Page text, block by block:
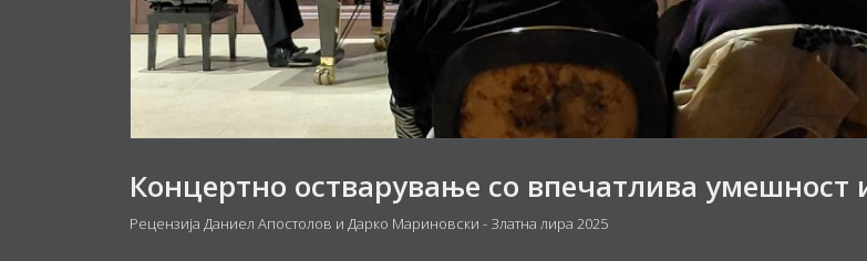
Рецензија Даниел Апостолов и Дарко Мариновски - Златна лира 2025